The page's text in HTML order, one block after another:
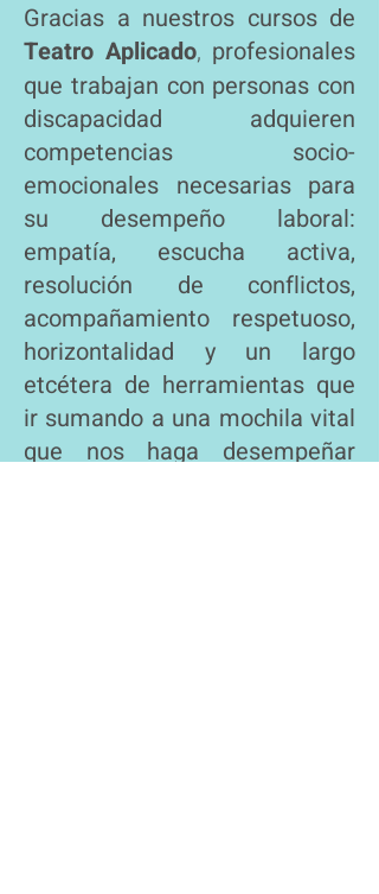
Gracias a nuestros cursos de
Teatro Aplicado, profesionales
que trabajan con personas con
discapacidad adquieren
competencias socio-
emocionales necesarias para
su desempeño laboral:
empatía, escucha activa,
resolución de conflictos,
acompañamiento respetuoso,
horizontalidad y un largo
etcétera de herramientas que
ir sumando a una mochila vital
que nos haga desempeñar